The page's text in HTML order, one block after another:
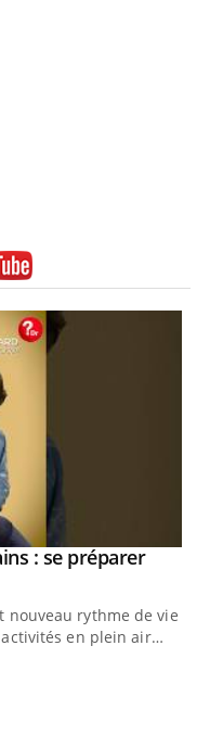
: se préparer
rythme de vie !
activités en plein air…
nombreuses
c'est une période de